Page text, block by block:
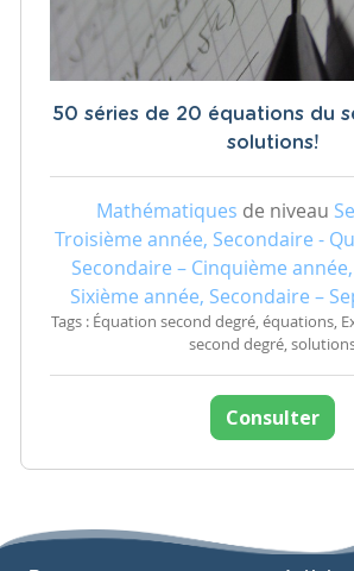
50 séries de 20 équations du
solutions!
Mathématiques de niveau
Troisième année, Secondaire -
Secondaire – Cinquième
Sixième année, Secondaire –
Tags : Équation second degré, équations,
second degré,
Consulter